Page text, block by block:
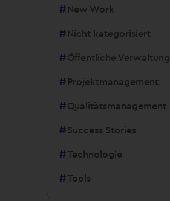
New Work
Nicht kategorisiert
Öffentliche Verwaltung
Projektmanagement
Qualitätsmanagement
Success Stories
Technologie
Tools